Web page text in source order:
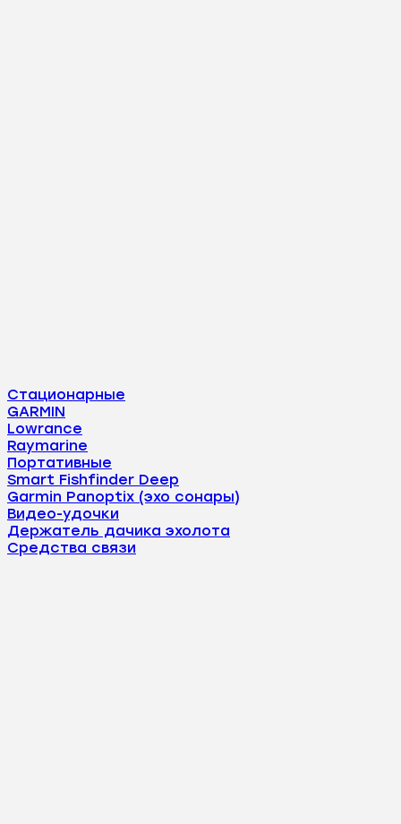
Стационарные
GARMIN
Lowrance
Raymarine
Портативные
Smart Fishfinder Deep
Garmin Panoptix (эхо сонары)
Видео-удочки
Держатель дачика эхолота
Средства связи